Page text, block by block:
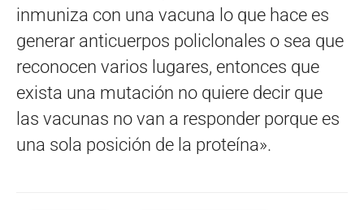
inmuniza con una vacuna lo que hace es
generar anticuerpos policlonales o sea que
reconocen varios lugares, entonces que
exista una mutación no quiere decir que
las vacunas no van a responder porque es
una sola posición de la proteína».